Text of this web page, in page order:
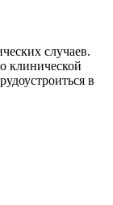
случаев.
клинической
в